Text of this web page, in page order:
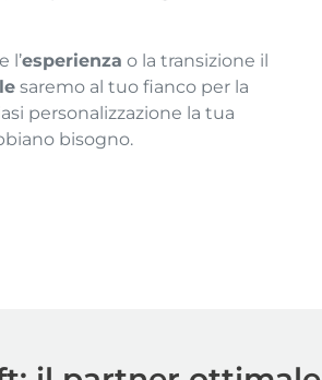
l’esperienza o la transizione il
saremo al tuo fianco per la
personalizzazione la tua
bisogno.